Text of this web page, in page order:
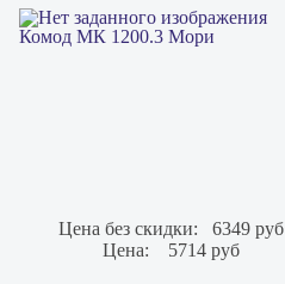
Комод МК 1200.3 Мори
Цена без скидки:
6349 руб
Цена:
5714 руб